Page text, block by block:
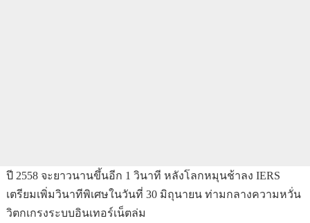
ปี 2558 จะยาวนานขึ้นอีก 1 วินาที หลังโลกหมุนช้าลง IERS
เตรียมเพิ่มวินาทีพิเศษในวันที่ 30 มิถุนายน ท่ามกลางความหวั่น
วิตกเกรงระบบอินเทอร์เน็ตล่ม